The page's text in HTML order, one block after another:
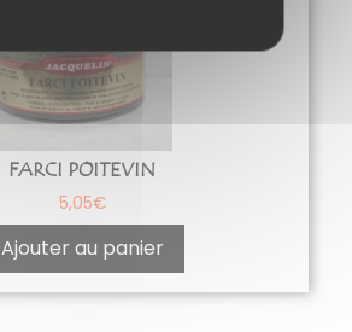
FARCI POITEVIN
5,05€
Ajouter au panier